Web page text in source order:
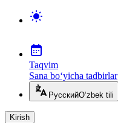
Taqvim
Sana bo‘yicha tadbirlar
РусскийO‘zbek tili
Kirish